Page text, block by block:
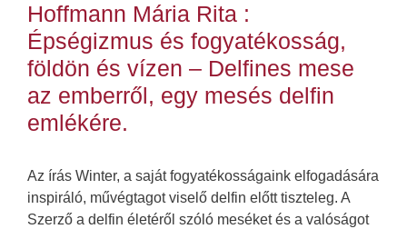
Hoffmann Mária Rita :
Épségizmus és fogyatékosság,
földön és vízen – Delfines mese
az emberről, egy mesés delfin
emlékére.
Az írás Winter, a saját fogyatékosságaink elfogadására
inspiráló, művégtagot viselő delfin előtt tiszteleg. A
Szerző a delfin életéről szóló meséket és a valóságot